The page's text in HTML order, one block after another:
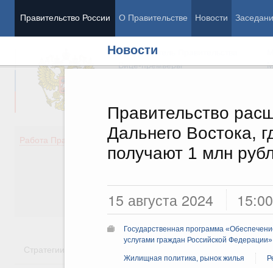
Правительство России О Правительстве Новости
Новости
Правительство
Дальнего Востока,
получают 1 млн
15 августа 2024 15:00
Государственная программа
услугами граждан Российской Федерации»
Жилищная политика, рынок жилья
Председатель Правительства
Вице-премьеры
Работа Правительства
Демография
Здоровье
Государство
Стратегии